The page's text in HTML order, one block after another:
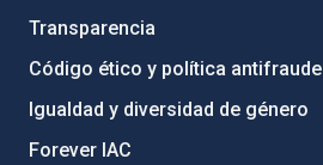
Transparencia
Código ético y política antifraude
Igualdad y diversidad de género
Forever IAC